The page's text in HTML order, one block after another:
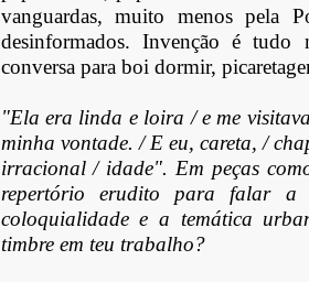
vanguardas, muito menos pela
desinformados. Invenção é
conversa para boi dormir,
"Ela era linda e loira / e me
minha vontade. / E eu, careta, /
irracional / idade". Em peças
repertório erudito para falar a
coloquialidade e a temática
timbre em teu trabalho?